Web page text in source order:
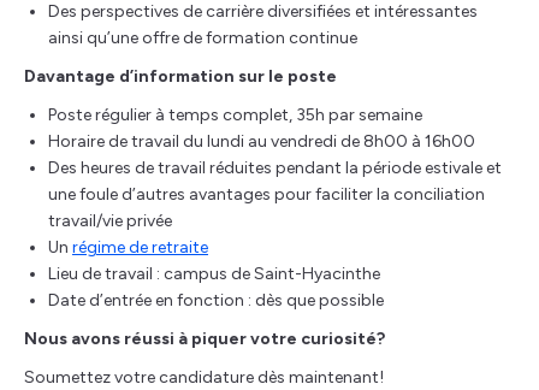
Des perspectives de carrière diversifiées et intéressantes
ainsi qu’une offre de formation continue
Davantage d’information sur le poste
Poste régulier à temps complet, 35h par semaine
Horaire de travail du lundi au vendredi de 8h00 à 16h00
Des heures de travail réduites pendant la période estivale et
une foule d’autres avantages pour faciliter la conciliation
travail/vie privée
Un régime de retraite
Lieu de travail : campus de Saint-Hyacinthe
Date d’entrée en fonction : dès que possible
Nous avons réussi à piquer votre curiosité?
Soumettez votre candidature dès maintenant!